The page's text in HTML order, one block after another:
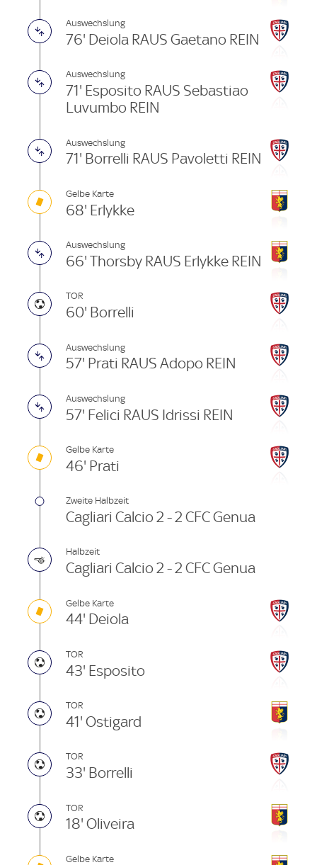
Auswechslung
76' Deiola RAUS Gaetano REIN
Auswechslung
71' Esposito RAUS Sebastiao
Luvumbo REIN
Auswechslung
71' Borrelli RAUS Pavoletti REIN
Gelbe Karte
68' Erlykke
Auswechslung
66' Thorsby RAUS Erlykke REIN
TOR
60' Borrelli
Auswechslung
57' Prati RAUS Adopo REIN
Auswechslung
57' Felici RAUS Idrissi REIN
Gelbe Karte
46' Prati
Zweite Halbzeit
Cagliari Calcio 2 - 2 CFC Genua
Halbzeit
Cagliari Calcio 2 - 2 CFC Genua
Gelbe Karte
44' Deiola
TOR
43' Esposito
TOR
41' Ostigard
TOR
33' Borrelli
TOR
18' Oliveira
Gelbe Karte